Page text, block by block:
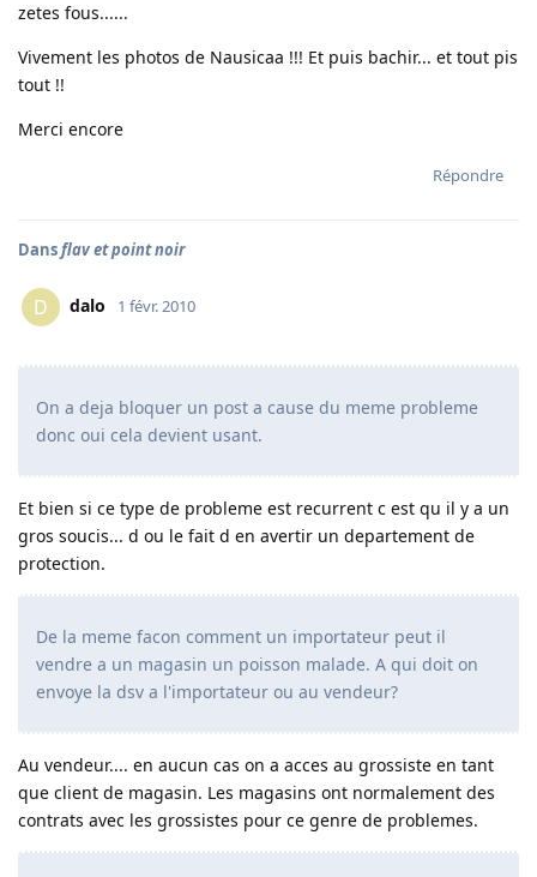
zetes fous......
Vivement les photos de Nausicaa !!! Et puis bachir... et tout pis
tout !!
Merci encore
Répondre
Dansflav et point noir
D dalo 1 févr. 2010
On a deja bloquer un post a cause du meme probleme
donc oui cela devient usant.
Et bien si ce type de probleme est recurrent c est qu il y a un
gros soucis... d ou le fait d en avertir un departement de
protection.
De la meme facon comment un importateur peut il
vendre a un magasin un poisson malade. A qui doit on
envoye la dsv a l'importateur ou au vendeur?
Au vendeur.... en aucun cas on a acces au grossiste en tant
que client de magasin. Les magasins ont normalement des
contrats avec les grossistes pour ce genre de problemes.